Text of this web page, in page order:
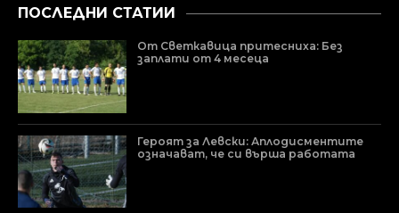
ПОСЛЕДНИ СТАТИИ
От Светкавица притесниха: Без
заплати от 4 месеца
Героят за Левски: Аплодисментите
означават, че си върша работата